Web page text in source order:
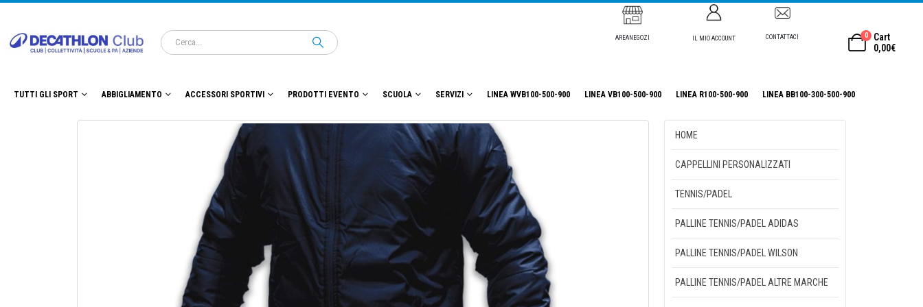
AREANEGOZI IL MIO ACCOUNT CONTATTACI 0
Cart
0,00€
TUTTI GLI SPORT ABBIGLIAMENTO ACCESSORI SPORTIVI PRODOTTI EVENTO SCUOLA SERVIZI LINEA WVB100-500-900 LINEA VB100-500-900 LINEA R100-500-900 LINEA BB100-300-500-900
HOME
CAPPELLINI PERSONALIZZATI
TENNIS/PADEL
PALLINE TENNIS/PADEL ADIDAS
PALLINE TENNIS/PADEL WILSON
PALLINE TENNIS/PADEL ALTRE MARCHE